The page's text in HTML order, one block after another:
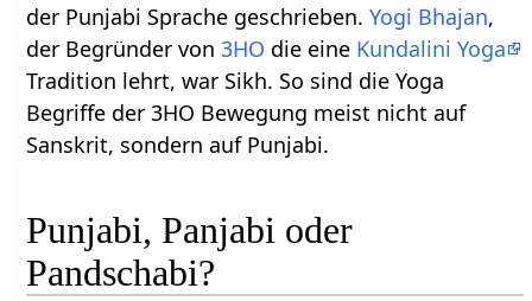
der Punjabi Sprache geschrieben.Yogi Bhajan,
der Begründer von3HO die eine Kundalini Yoga
Tradition lehrt, war Sikh. So sind die Yoga
Begriffe der 3HO Bewegung meist nicht auf
Sanskrit, sondern auf Punjabi.
Punjabi, Panjabi oder
Pandschabi?